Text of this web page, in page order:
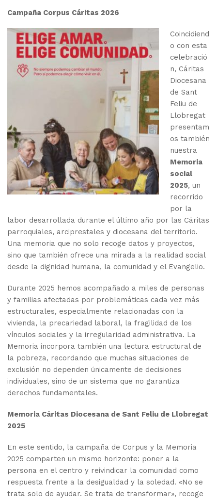
Campaña Corpus Cáritas 2026
Coincidiend
o con esta
celebració
n, Cáritas
Diocesana
de Sant
Feliu de
Llobregat
presentam
os también
nuestra
Memoria
social
2025, un
recorrido
por la
labor desarrollada durante el último año por las Cáritas
parroquiales, arciprestales y diocesana del territorio.
Una memoria que no solo recoge datos y proyectos,
sino que también ofrece una mirada a la realidad social
desde la dignidad humana, la comunidad y el Evangelio.
Durante 2025 hemos acompañado a miles de personas
y familias afectadas por problemáticas cada vez más
estructurales, especialmente relacionadas con la
vivienda, la precariedad laboral, la fragilidad de los
vínculos sociales y la irregularidad administrativa. La
Memoria incorpora también una lectura estructural de
la pobreza, recordando que muchas situaciones de
exclusión no dependen únicamente de decisiones
individuales, sino de un sistema que no garantiza
derechos fundamentales.
Memoria Cáritas Diocesana de Sant Feliu de Llobregat
2025
En este sentido, la campaña de Corpus y la Memoria
2025 comparten un mismo horizonte: poner a la
persona en el centro y reivindicar la comunidad como
respuesta frente a la desigualdad y la soledad. «No se
trata solo de ayudar. Se trata de transformar», recoge